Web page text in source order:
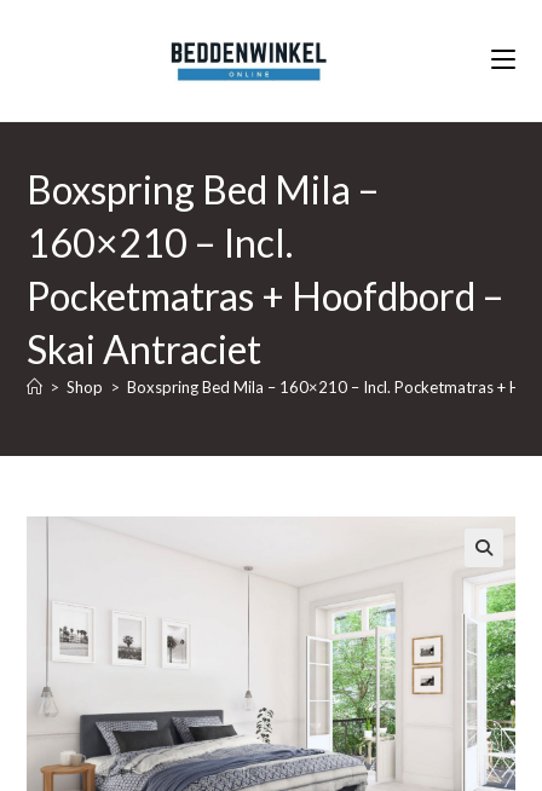
Boxspring Bed Mila –
160×210 – Incl.
Pocketmatras + Hoofdbord –
Skai Antraciet
> Shop > Boxspring Bed Mila – 160×210 – Incl. Pocketmatras +
🔍